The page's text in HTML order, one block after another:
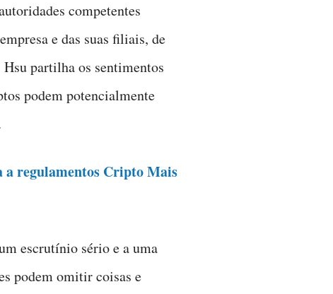
competentes
e das suas filiais, de
partilha os sentimentos
podem potencialmente
regulamentos Cripto Mais
escrutínio sério e a uma
podem omitir coisas e